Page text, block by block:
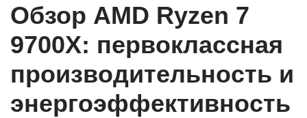
Обзор AMD Ryzen 7
9700X: первоклассная
производительность и
энергоэффективность